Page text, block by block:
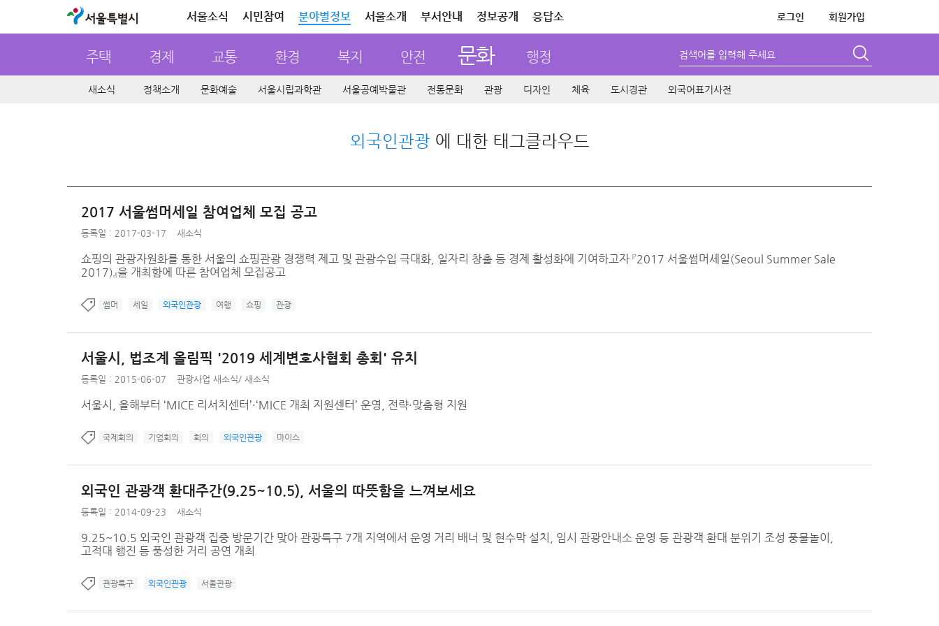
서울특별시 서울소식 시민참여 분야별정보 서울소개 부서안내 정보공개 응답소 로그인 회원가입
주택 경제 교통 환경 복지 안전 문화 행정 검색어를 입력해 주세요
새소식 정책소개 문화예술 서울시립과학관 서울공예박물관 전통문화 관광 디자인 체육 도시경관 외국어표기사전
외국인관광에 대한 태그클라우드
2017 서울썸머세일 참여업체 모집 공고
등록일 : 2017-03-17 새소식
쇼핑의 관광자원화를 통한 서울의 쇼핑관광 경쟁력 제고 및 관광수입 극대화, 일자리 창출 등 경제 활성화에 기여하고자 『2017 서울썸머세일(Seoul Summer Sale
2017)』을 개최함에 따른 참여업체 모집공고
썸머 세일 외국인관광 여행 쇼핑 관광
서울시, 법조계 올림픽 '2019 세계변호사협회 총회' 유치
등록일 : 2015-06-07 관광사업 새소식/ 새소식
서울시, 올해부터 ‘MICE 리서치센터’·‘MICE 개최 지원센터’ 운영, 전략·맞춤형 지원
국제회의 기업회의 회의 외국인관광 마이스
외국인 관광객 환대주간(9.25~10.5), 서울의 따뜻함을 느껴보세요
등록일 : 2014-09-23 새소식
9.25~10.5 외국인 관광객 집중 방문기간 맞아 관광특구 7개 지역에서 운영 거리 배너 및 현수막 설치, 임시 관광안내소 운영 등 관광객 환대 분위기 조성 풍물놀이,
고적대 행진 등 풍성한 거리 공연 개최
관광특구 외국인관광 서울관광